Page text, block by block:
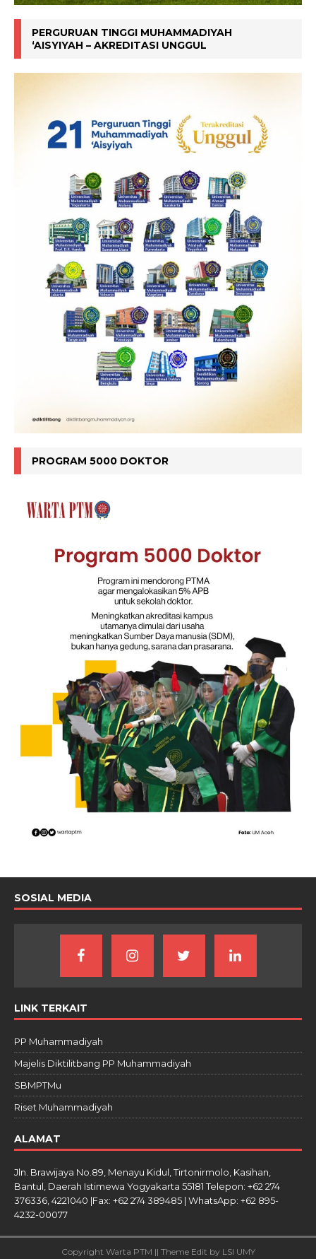
PERGURUAN TINGGI MUHAMMADIYAH
‘AISYIYAH – AKREDITASI UNGGUL
PROGRAM 5000 DOKTOR
SOSIAL MEDIA
LINK TERKAIT
PP Muhammadiyah
Majelis Diktilitbang PP Muhammadiyah
SBMPTMu
Riset Muhammadiyah
ALAMAT
Jln. Brawijaya No.89, Menayu Kidul, Tirtonirmolo, Kasihan,
Bantul, Daerah Istimewa Yogyakarta 55181 Telepon: +62 274
376336, 4221040 |Fax: +62 274 389485 | WhatsApp: +62 895-
4232-00077
Copyright Warta PTM || Theme Edit by LSI UMY